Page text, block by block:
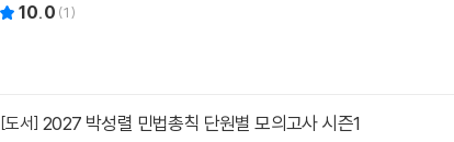
10.0 (1)
[도서] 2027 박성렬 민법총칙 단원별 모의고사 시즌1